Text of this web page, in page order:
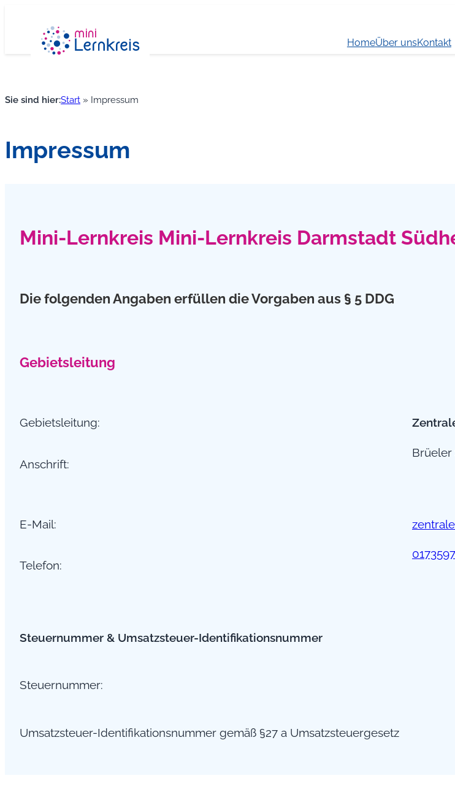
springen
HomeÜber unsKontakt
Sie sind hier:Start » Impressum
Impressum
Mini-Lernkreis Mini-Lernkreis Darmstadt
Die folgenden Angaben erfüllen die Vorgaben aus § 5 DDG
Gebietsleitung
Gebietsleitung:
Anschrift:
Brüeler
E-Mail:
Telefon:
Steuernummer & Umsatzsteuer-Identifikationsnummer
Steuernummer:
Umsatzsteuer-Identifikationsnummer gemäß §27 a Umsatzsteuergesetz